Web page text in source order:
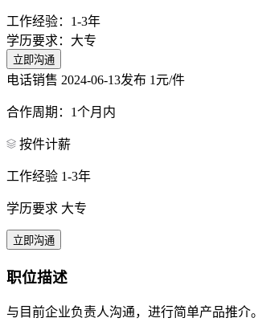
工作经验：1-3年
学历要求：大专
立即沟通
电话销售 2024-06-13发布 1元/件
合作周期：1个月内
按件计薪
工作经验 1-3年
学历要求 大专
立即沟通
职位描述
与目前企业负责人沟通，进行简单产品推介。